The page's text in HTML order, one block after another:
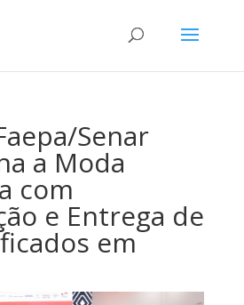
Senar
a Moda
com
e Entrega de
em